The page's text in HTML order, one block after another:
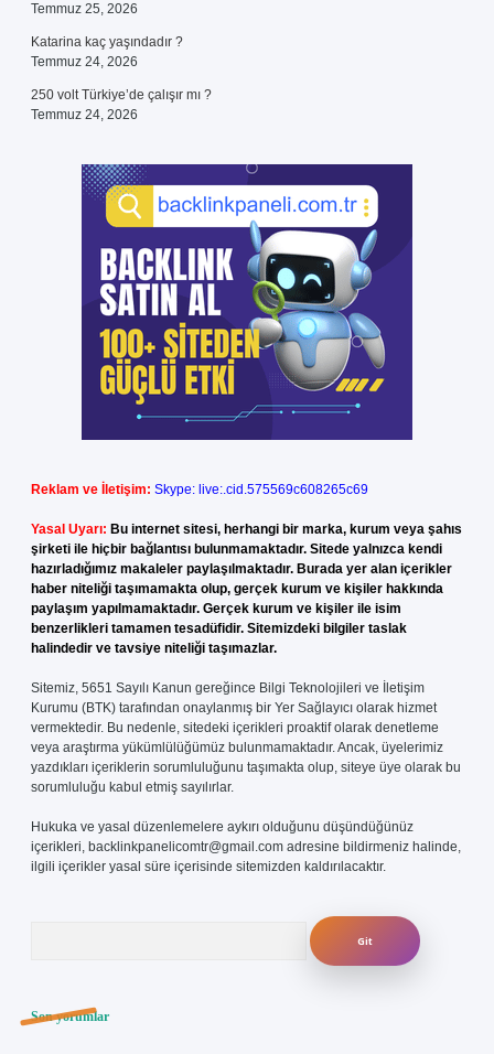
Temmuz 25, 2026
Katarina kaç yaşındadır ?
Temmuz 24, 2026
250 volt Türkiye’de çalışır mı ?
Temmuz 24, 2026
Reklam ve İletişim: Skype: live:.cid.575569c608265c69
Yasal Uyarı: Bu internet sitesi, herhangi bir marka, kurum veya şahıs
şirketi ile hiçbir bağlantısı bulunmamaktadır. Sitede yalnızca kendi
hazırladığımız makaleler paylaşılmaktadır. Burada yer alan içerikler
haber niteliği taşımamakta olup, gerçek kurum ve kişiler hakkında
paylaşım yapılmamaktadır. Gerçek kurum ve kişiler ile isim
benzerlikleri tamamen tesadüfidir. Sitemizdeki bilgiler taslak
halindedir ve tavsiye niteliği taşımazlar.
Sitemiz, 5651 Sayılı Kanun gereğince Bilgi Teknolojileri ve İletişim
Kurumu (BTK) tarafından onaylanmış bir Yer Sağlayıcı olarak hizmet
vermektedir. Bu nedenle, sitedeki içerikleri proaktif olarak denetleme
veya araştırma yükümlülüğümüz bulunmamaktadır. Ancak, üyelerimiz
yazdıkları içeriklerin sorumluluğunu taşımakta olup, siteye üye olarak bu
sorumluluğu kabul etmiş sayılırlar.
Hukuka ve yasal düzenlemelere aykırı olduğunu düşündüğünüz
içerikleri, backlinkpanelicomtr@gmail.com adresine bildirmeniz halinde,
ilgili içerikler yasal süre içerisinde sitemizden kaldırılacaktır.
Son yorumlar